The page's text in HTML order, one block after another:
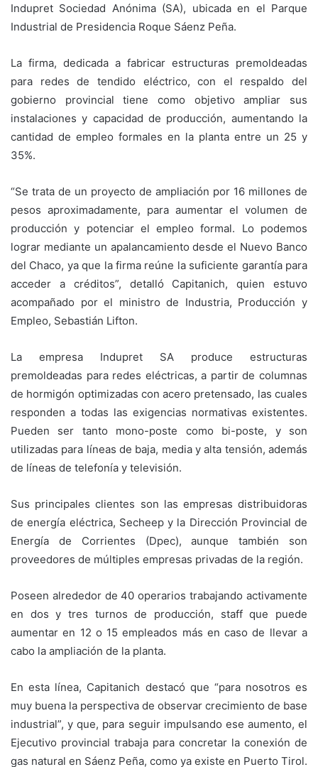
Indupret Sociedad Anónima (SA), ubicada en el Parque
Industrial de Presidencia Roque Sáenz Peña.
La firma, dedicada a fabricar estructuras premoldeadas
para redes de tendido eléctrico, con el respaldo del
gobierno provincial tiene como objetivo ampliar sus
instalaciones y capacidad de producción, aumentando la
cantidad de empleo formales en la planta entre un 25 y
35%.
“Se trata de un proyecto de ampliación por 16 millones de
pesos aproximadamente, para aumentar el volumen de
producción y potenciar el empleo formal. Lo podemos
lograr mediante un apalancamiento desde el Nuevo Banco
del Chaco, ya que la firma reúne la suficiente garantía para
acceder a créditos”, detalló Capitanich, quien estuvo
acompañado por el ministro de Industria, Producción y
Empleo, Sebastián Lifton.
La empresa Indupret SA produce estructuras
premoldeadas para redes eléctricas, a partir de columnas
de hormigón optimizadas con acero pretensado, las cuales
responden a todas las exigencias normativas existentes.
Pueden ser tanto mono-poste como bi-poste, y son
utilizadas para líneas de baja, media y alta tensión, además
de líneas de telefonía y televisión.
Sus principales clientes son las empresas distribuidoras
de energía eléctrica, Secheep y la Dirección Provincial de
Energía de Corrientes (Dpec), aunque también son
proveedores de múltiples empresas privadas de la región.
Poseen alrededor de 40 operarios trabajando activamente
en dos y tres turnos de producción, staff que puede
aumentar en 12 o 15 empleados más en caso de llevar a
cabo la ampliación de la planta.
En esta línea, Capitanich destacó que “para nosotros es
muy buena la perspectiva de observar crecimiento de base
industrial”, y que, para seguir impulsando ese aumento, el
Ejecutivo provincial trabaja para concretar la conexión de
gas natural en Sáenz Peña, como ya existe en Puerto Tirol.